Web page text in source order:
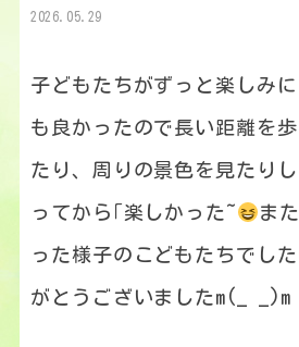
2026.05.29
子どもたちがずっと楽しみ
も良かったので長い距離を
たり、周りの景色を見たり
ってから｢楽しかった~ ま
った様子のこどもたちでした
がとうございましたm(_ _)m